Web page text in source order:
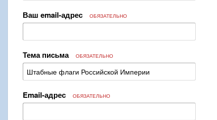
Ваш email-адрес ОБЯЗАТЕЛЬНО
Тема письма ОБЯЗАТЕЛЬНО
Email-адрес ОБЯЗАТЕЛЬНО